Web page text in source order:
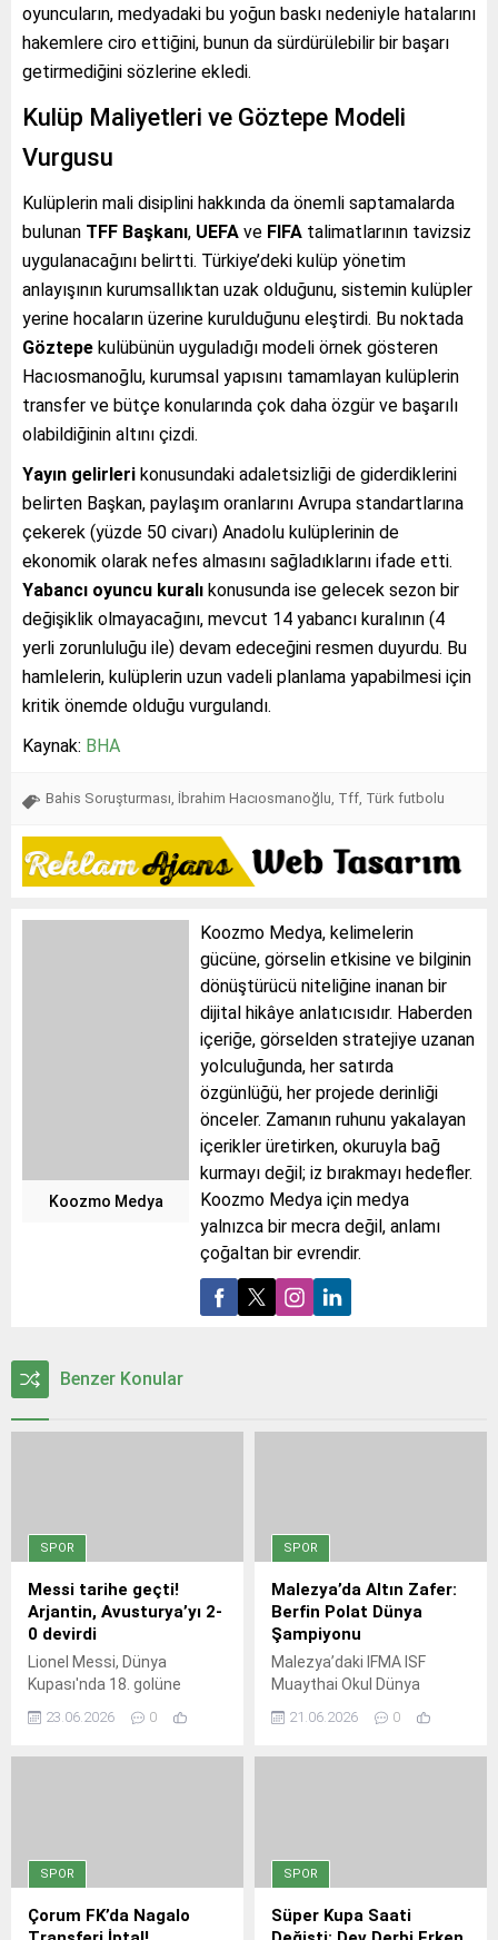
oyuncuların, medyadaki bu yoğun baskı nedeniyle hatalarını
hakemlere ciro ettiğini, bunun da sürdürülebilir bir başarı
getirmediğini sözlerine ekledi.
Kulüp Maliyetleri ve Göztepe Modeli
Vurgusu
Kulüplerin mali disiplini hakkında da önemli saptamalarda
bulunan TFF Başkanı, UEFA ve FIFA talimatlarının tavizsiz
uygulanacağını belirtti. Türkiye’deki kulüp yönetim
anlayışının kurumsallıktan uzak olduğunu, sistemin kulüpler
yerine hocaların üzerine kurulduğunu eleştirdi. Bu noktada
Göztepe kulübünün uyguladığı modeli örnek gösteren
Hacıosmanoğlu, kurumsal yapısını tamamlayan kulüplerin
transfer ve bütçe konularında çok daha özgür ve başarılı
olabildiğinin altını çizdi.
Yayın gelirleri konusundaki adaletsizliği de giderdiklerini
belirten Başkan, paylaşım oranlarını Avrupa standartlarına
çekerek (yüzde 50 civarı) Anadolu kulüplerinin de
ekonomik olarak nefes almasını sağladıklarını ifade etti.
Yabancı oyuncu kuralı konusunda ise gelecek sezon bir
değişiklik olmayacağını, mevcut 14 yabancı kuralının (4
yerli zorunluluğu ile) devam edeceğini resmen duyurdu. Bu
hamlelerin, kulüplerin uzun vadeli planlama yapabilmesi için
kritik önemde olduğu vurgulandı.
Kaynak: BHA
Bahis Soruşturması, İbrahim Hacıosmanoğlu, Tff, Türk futbolu
Koozmo Medya
Koozmo Medya, kelimelerin
gücüne, görselin etkisine ve bilginin
dönüştürücü niteliğine inanan bir
dijital hikâye anlatıcısıdır. Haberden
içeriğe, görselden stratejiye uzanan
yolculuğunda, her satırda
özgünlüğü, her projede derinliği
önceler. Zamanın ruhunu yakalayan
içerikler üretirken, okuruyla bağ
kurmayı değil; iz bırakmayı hedefler.
Koozmo Medya için medya
yalnızca bir mecra değil, anlamı
çoğaltan bir evrendir.
Benzer Konular
SPOR
Messi tarihe geçti!
Arjantin, Avusturya’yı 2-
0 devirdi
Lionel Messi, Dünya
Kupası'nda 18. golüne
ulaşarak Miroslav Klose'yi
geride bıraktı ve turnuva
golleri, Arjantin'e kritik bir
galibiyet getirdi.
23.06.2026 0
SPOR
Malezya’da Altın Zafer:
Berfin Polat Dünya
Şampiyonu
Malezya’daki IFMA ISF
Muaythai Okul Dünya
Şampiyonası’nda 48 kiloda
yarışan Berfin Polat, tüm
yaşattı. Disiplini ve azmiyle
örnek olan Berfin Polat’ın
başarısı, Türk muaythai
sporunun yükselişini bir kez
21.06.2026 0
SPOR
Çorum FK’da Nagalo
SPOR
Süper Kupa Saati